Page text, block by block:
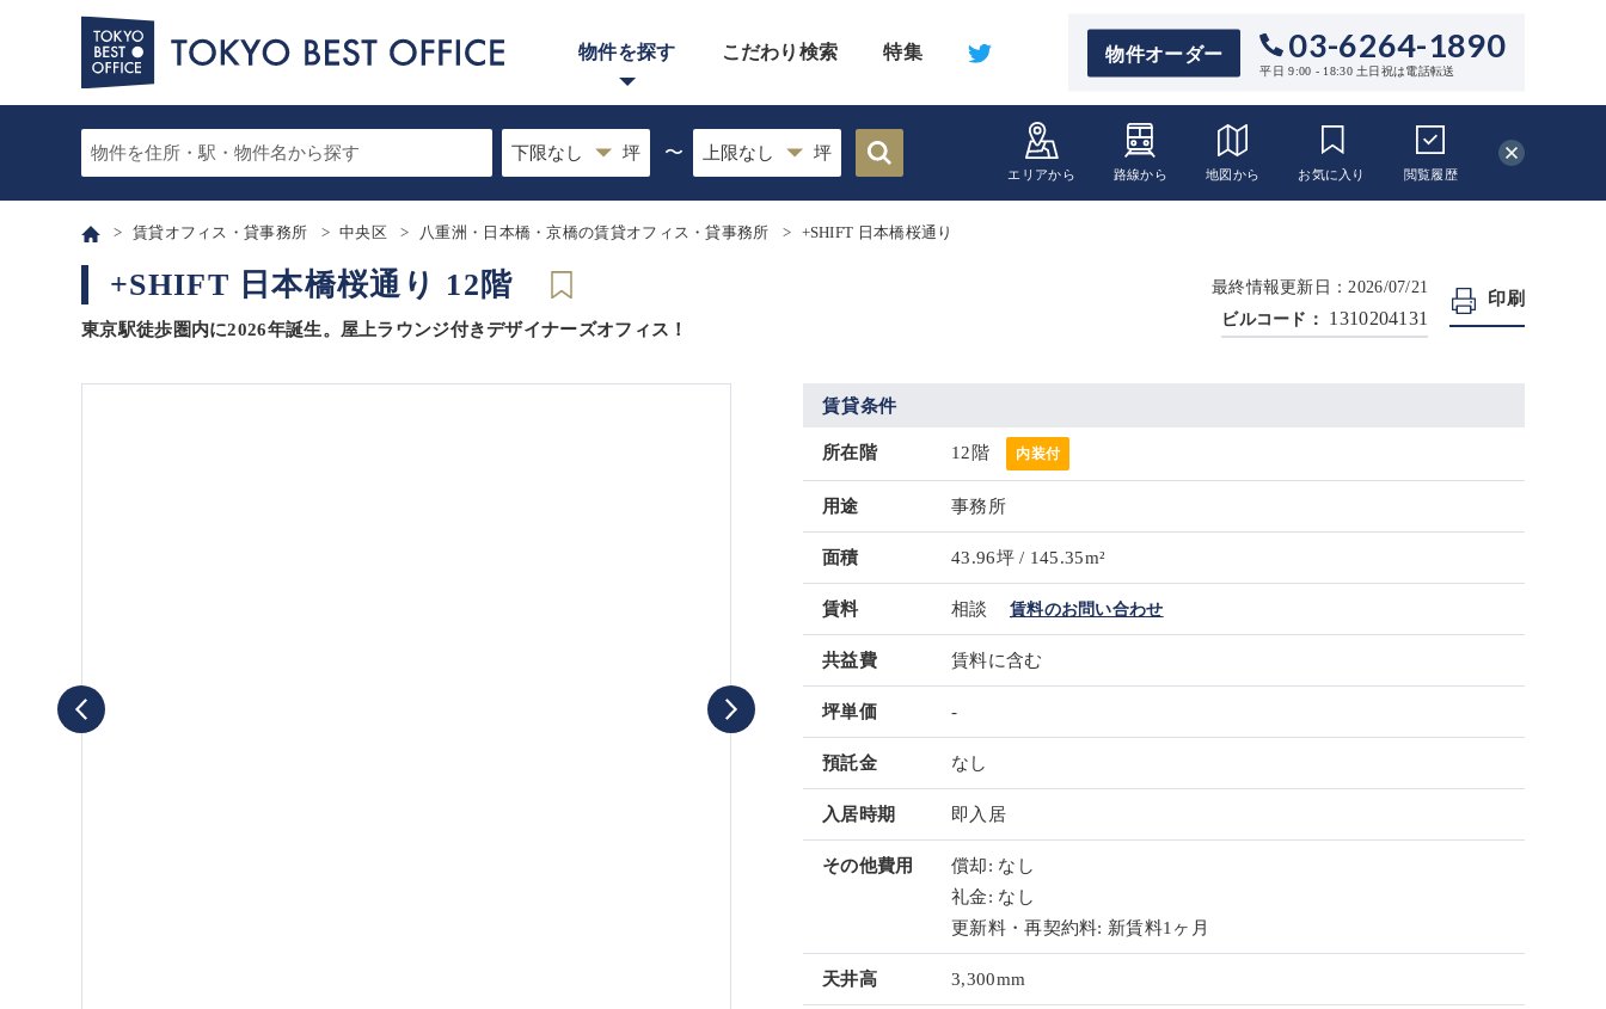
物件オーダー 03-6264-1890
平日 9:00 - 18:30 土日祝は電話転送
物件を探す こだわり検索 特集
エリアから 路線から 地図から お気に入り 閲覧履歴
〜
賃貸オフィス・貸事務所 中央区 八重洲・日本橋・京橋の賃貸オフィス・貸事務所 +SHIFT 日本橋桜通り
+SHIFT 日本橋桜通り 12階
東京駅徒歩圏内に2026年誕生。屋上ラウンジ付きデザイナーズオフィス！
最終情報更新日：2026/07/21
ビルコード：
1310204131
印刷
賃貸条件
所在階 12階 内装付
用途 事務所
面積 43.96坪 / 145.35m²
賃料 相談 賃料のお問い合わせ
共益費 賃料に含む
坪単価 -
預託金 なし
入居時期 即入居
その他費用
償却: なし
礼金: なし
更新料・再契約料: 新賃料1ヶ月
天井高 3,300mm